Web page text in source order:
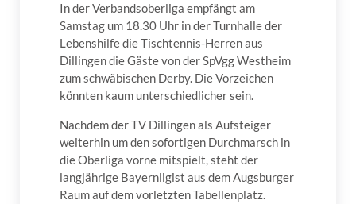
In der Verbandsoberliga empfängt am
Samstag um 18.30 Uhr in der Turnhalle der
Lebenshilfe die Tischtennis-Herren aus
Dillingen die Gäste von der SpVgg Westheim
zum schwäbischen Derby. Die Vorzeichen
könnten kaum unterschiedlicher sein.
Nachdem der TV Dillingen als Aufsteiger
weiterhin um den sofortigen Durchmarsch in
die Oberliga vorne mitspielt, steht der
langjährige Bayernligist aus dem Augsburger
Raum auf dem vorletzten Tabellenplatz.